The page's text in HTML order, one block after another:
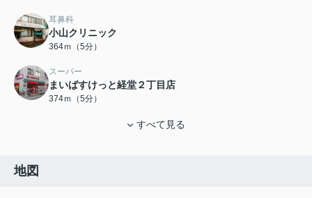
耳鼻科
小山クリニック
364ｍ（5分）
スーパー
まいばすけっと経堂２丁目店
374ｍ（5分）
すべて見る
地図